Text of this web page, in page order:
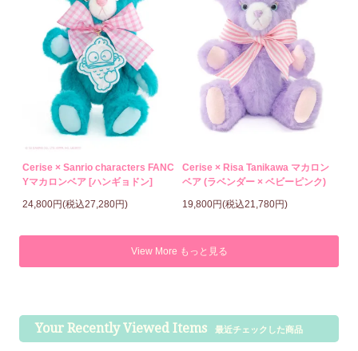
Cerise × Sanrio characters FANC
Yマカロンベア [ハンギョドン]
24,800円(税込27,280円)
Cerise × Risa Tanikawa マカロン
ベア (ラベンダー × ベビーピンク)
19,800円(税込21,780円)
View More もっと見る
Your Recently Viewed Items 最近チェックした商品